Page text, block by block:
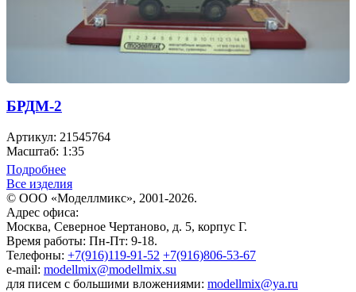
БРДМ-2
Артикул: 21545764
Масштаб: 1:35
Подробнее
Все изделия
© ООО «Моделлмикс», 2001-2026.
Адрес офиса:
Москва, Северное Чертаново, д. 5, корпус Г.
Время работы: Пн-Пт: 9-18.
Телефоны: +7(916)119-91-52 +7(916)806-53-67
e-mail: modellmix@modellmix.su
для писем с большими вложениями: modellmix@ya.ru